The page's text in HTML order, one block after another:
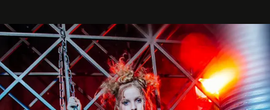
танцевального пути за плечами.